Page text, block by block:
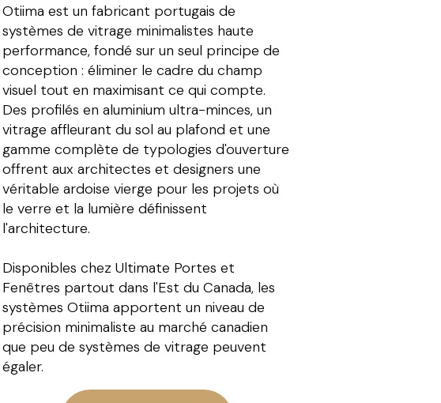
Otiima est un fabricant portugais de
systèmes de vitrage minimalistes haute
performance, fondé sur un seul principe de
conception : éliminer le cadre du champ
visuel tout en maximisant ce qui compte.
Des profilés en aluminium ultra-minces, un
vitrage affleurant du sol au plafond et une
gamme complète de typologies d'ouverture
offrent aux architectes et designers une
véritable ardoise vierge pour les projets où
le verre et la lumière définissent
l'architecture.
Disponibles chez Ultimate Portes et
Fenêtres partout dans l'Est du Canada, les
systèmes Otiima apportent un niveau de
précision minimaliste au marché canadien
que peu de systèmes de vitrage peuvent
égaler.